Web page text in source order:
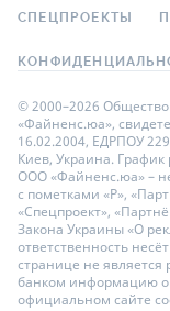
СПЕЦПРОЕКТЫ
© 2000–2026
«Файненс.юа»,
16.02.2004, ЕДРПОУ
Киев, Украина.
ООО «Файненс.юа» –
с пометками «Р»,
«Спецпроект»,
Закона Украины «О
ответственность
странице не является
банком информацию о
официальном сайте